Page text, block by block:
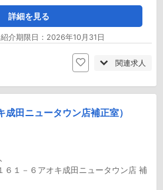
詳細を見る
介期限日：2026年10月31日
関連求人
田ニュータウン店補正室）
６１－６アオキ成田ニュータウン店 補